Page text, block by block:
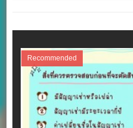
Recommended